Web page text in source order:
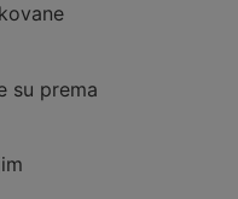
su prema